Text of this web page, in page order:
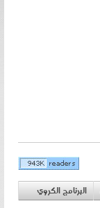
البرنامج الكروي